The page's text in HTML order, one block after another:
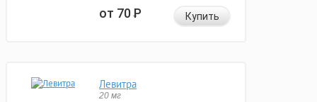
от 70Р Купить
Левитра
20 мг